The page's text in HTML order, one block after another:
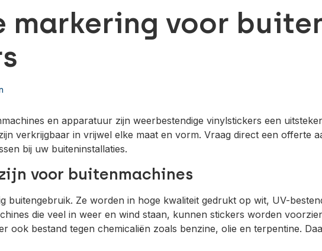
markering voor
en apparatuur zijn weerbestendige vinylstickers een
verkrijgbaar in vrijwel elke maat en vorm. Vraag direct een offerte
bij uw buiteninstallaties.
voor buitenmachines
buitengebruik. Ze worden in hoge kwaliteit gedrukt op wit, UV-
die veel in weer en wind staan, kunnen stickers worden
ook bestand tegen chemicaliën zoals benzine, olie en terpentine.